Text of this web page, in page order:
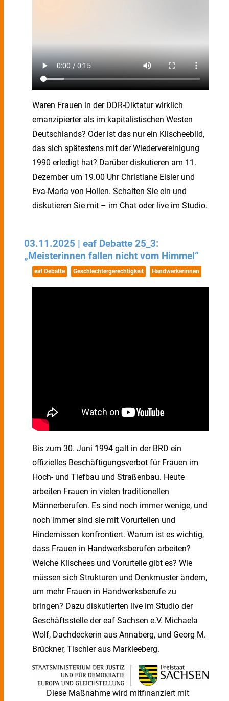
Waren Frauen in der DDR-Diktatur wirklich
emanzipierter als im kapitalistischen Westen
Deutschlands? Oder ist das nur ein Klischeebild,
das sich spätestens mit der Wiedervereinigung
1990 erledigt hat? Darüber diskutieren am 11.
Dezember um 19.00 Uhr Christiane Eisler und
Eva-Maria von Hollen. Schalten Sie ein und
diskutieren Sie mit – im Chat oder live im Studio.
03.11.2025 | eaf Debatte 25_3:
„Meisterinnen fallen nicht vom Himmel“
eaf Debatte Geschlechtergerechtigkeit Handwerkerinnen
Bis zum 30. Juni 1994 galt in der BRD ein
offizielles Beschäftigungsverbot für Frauen im
Hoch- und Tiefbau und Straßenbau. Heute
arbeiten Frauen in vielen traditionellen
Männerberufen. Es sind noch immer wenige, und
noch immer sind sie mit Vorurteilen und
Hindernissen konfrontiert. Warum ist es wichtig,
dass Frauen in Handwerksberufen arbeiten?
Welche Klischees und Vorurteile gibt es? Wie
müssen sich Strukturen und Denkmuster ändern,
um mehr Frauen in Handwerksberufe zu
bringen? Dazu diskutierten live im Studio der
Geschäftsstelle der eaf Sachsen e.V. Michaela
Wolf, Dachdeckerin aus Annaberg, und Georg M.
Brückner, Tischler aus Markleeberg.
Diese Maßnahme wird mitfinanziert mit